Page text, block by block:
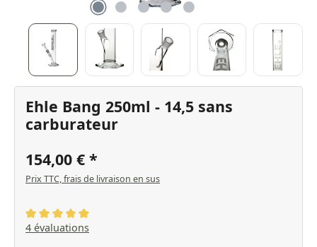
Ehle Bang 250ml - 14,5 sans
carburateur
154,00 €
Prix TTC, frais de livraison en sus
Note moyenne de 5 sur 5 étoiles
4 évaluations